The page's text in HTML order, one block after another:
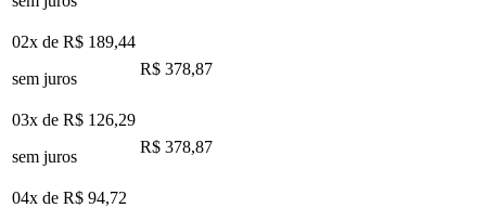
02x de R$ 189,44
sem juros
R$ 378,87
03x de R$ 126,29
sem juros
R$ 378,87
04x de R$ 94,72